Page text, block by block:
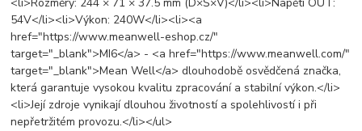
<li>Rozměry: 244 × 71 × 37.5 mm (D×Š×V)</li><li>Napětí OUT:
54V</li><li>Výkon: 240W</li><li><a
href="https://www.meanwell-eshop.cz/"
target="_blank">MI6</a> - <a href="https://www.meanwell.com/"
target="_blank">Mean Well</a> dlouhodobě osvědčená značka,
která garantuje vysokou kvalitu zpracování a stabilní výkon.</li>
<li>Její zdroje vynikají dlouhou životností a spolehlivostí i při
nepřetržitém provozu.</li></ul>